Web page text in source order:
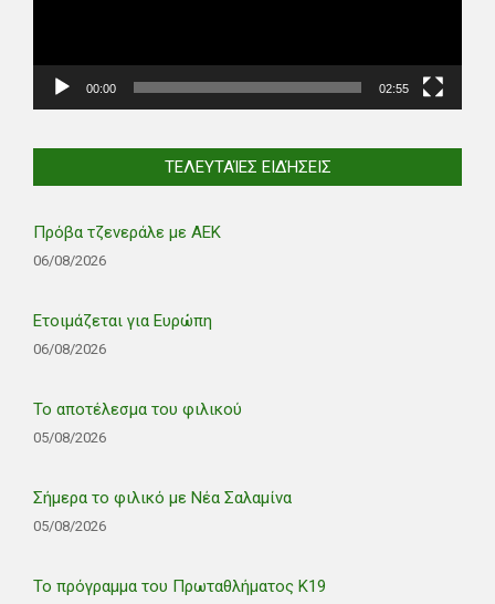
00:00 02:55
ΤΕΛΕΥΤΑΊΕΣ ΕΙΔΉΣΕΙΣ
Πρόβα τζενεράλε με ΑΕΚ
06/08/2026
Ετοιμάζεται για Ευρώπη
06/08/2026
Το αποτέλεσμα του φιλικού
05/08/2026
Σήμερα το φιλικό με Νέα Σαλαμίνα
05/08/2026
Το πρόγραμμα του Πρωταθλήματος Κ19